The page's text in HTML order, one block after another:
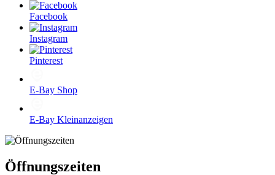
Facebook
Instagram
Pinterest
E-Bay Shop
E-Bay Kleinanzeigen
Öffnungszeiten